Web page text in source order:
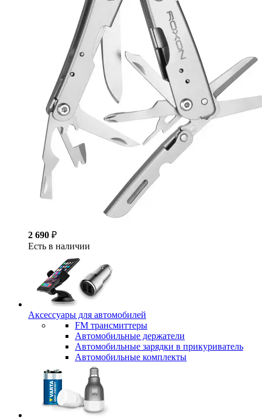
2 690 ₽
Есть в наличии
Аксессуары для автомобилей
FM трансмиттеры
Автомобильные держатели
Автомобильные зарядки в прикуриватель
Автомобильные комплекты